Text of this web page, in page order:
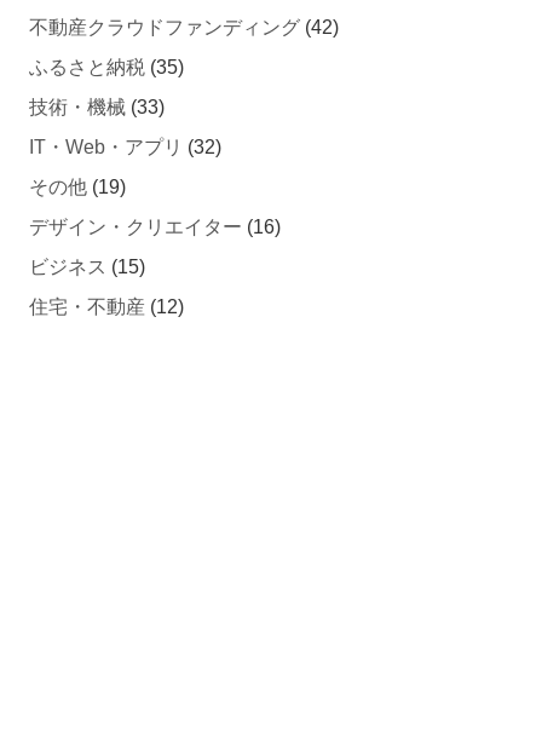
不動産クラウドファンディング (42)
ふるさと納税 (35)
技術・機械 (33)
IT・Web・アプリ (32)
その他 (19)
デザイン・クリエイター (16)
ビジネス (15)
住宅・不動産 (12)